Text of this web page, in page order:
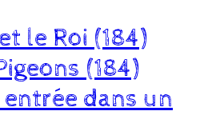
le Roi (184)
(184)
dans un